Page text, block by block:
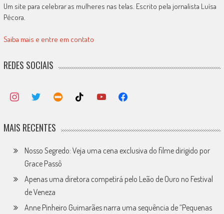
Um site para celebrar as mulheres nas telas. Escrito pela jornalista Luísa
Pécora.
Saiba mais e entre em contato
REDES SOCIAIS
MAIS RECENTES
Nosso Segredo: Veja uma cena exclusiva do filme dirigido por
Grace Passô
Apenas uma diretora competirá pelo Leão de Ouro no Festival
de Veneza
Anne Pinheiro Guimarães narra uma sequência de “Pequenas